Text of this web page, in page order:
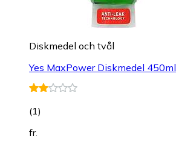
Diskmedel och tvål
Yes MaxPower Diskmedel 450ml
(1)
fr.